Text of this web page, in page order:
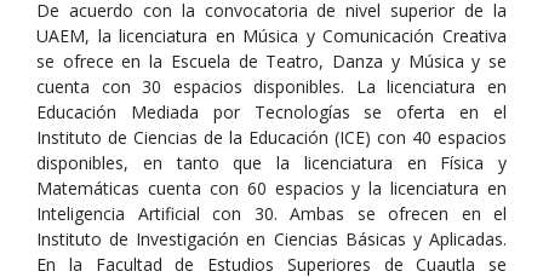
De acuerdo con la convocatoria de nivel superior de la
UAEM, la licenciatura en Música y Comunicación Creativa
se ofrece en la Escuela de Teatro, Danza y Música y se
cuenta con 30 espacios disponibles. La licenciatura en
Educación Mediada por Tecnologías se oferta en el
Instituto de Ciencias de la Educación (ICE) con 40 espacios
disponibles, en tanto que la licenciatura en Física y
Matemáticas cuenta con 60 espacios y la licenciatura en
Inteligencia Artificial con 30. Ambas se ofrecen en el
Instituto de Investigación en Ciencias Básicas y Aplicadas.
En la Facultad de Estudios Superiores de Cuautla se